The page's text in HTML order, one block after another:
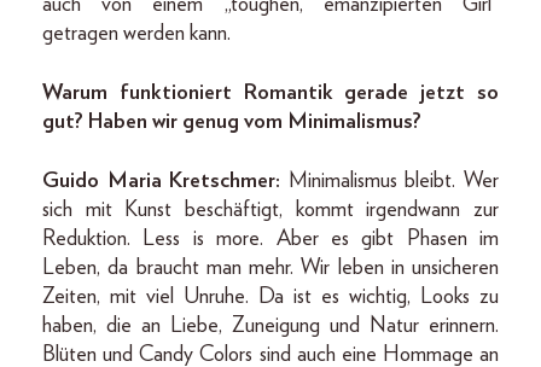
auch von einem „toughen, emanzipierten Girl“
getragen werden kann.
Warum funktioniert Romantik gerade jetzt so
gut? Haben wir genug vom Minimalismus?
Guido Maria Kretschmer:
Minimalismus bleibt. Wer
sich mit Kunst beschäftigt, kommt irgendwann zur
Reduktion. Less is more. Aber es gibt Phasen im
Leben, da braucht man mehr. Wir leben in unsicheren
Zeiten, mit viel Unruhe. Da ist es wichtig, Looks zu
haben, die an Liebe, Zuneigung und Natur erinnern.
Blüten und Candy Colors sind auch eine Hommage an